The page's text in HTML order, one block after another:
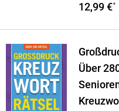
12,99 €*
Über